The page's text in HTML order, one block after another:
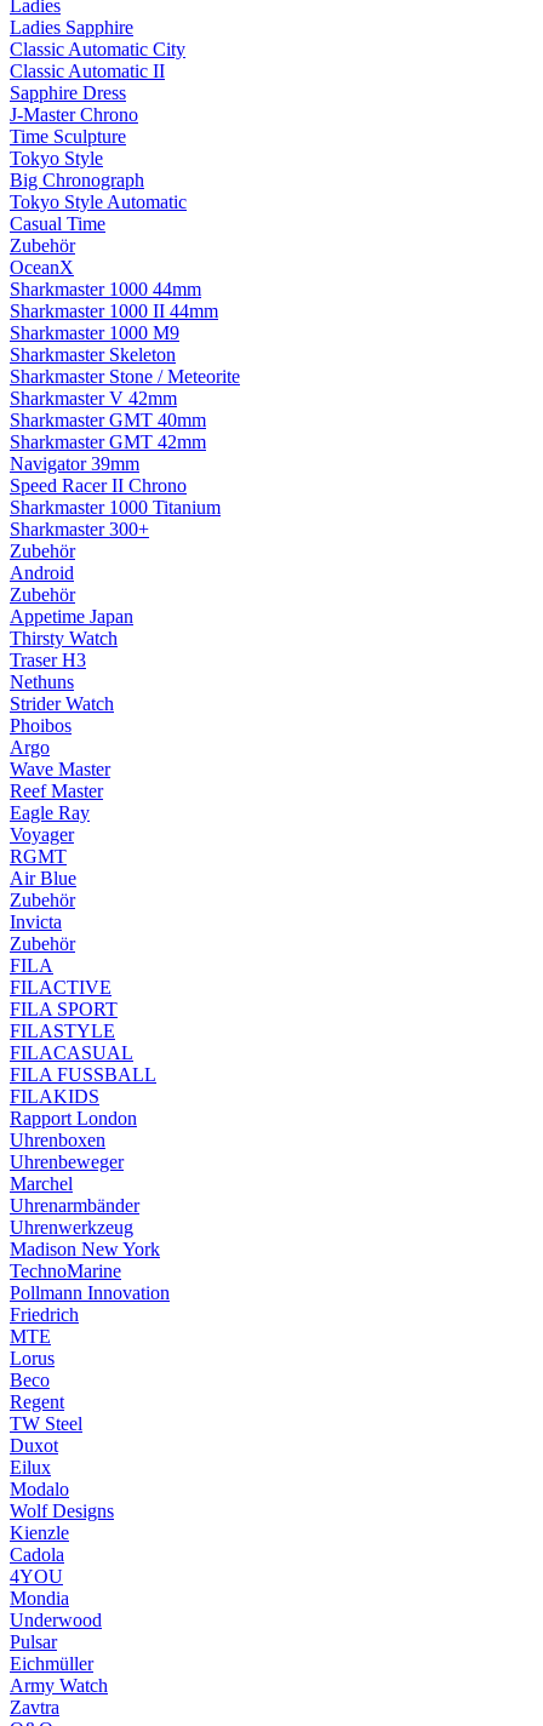
Ladies
Ladies Sapphire
Classic Automatic City
Classic Automatic II
Sapphire Dress
J-Master Chrono
Time Sculpture
Tokyo Style
Big Chronograph
Tokyo Style Automatic
Casual Time
Zubehör
OceanX
Sharkmaster 1000 44mm
Sharkmaster 1000 II 44mm
Sharkmaster 1000 M9
Sharkmaster Skeleton
Sharkmaster Stone / Meteorite
Sharkmaster V 42mm
Sharkmaster GMT 40mm
Sharkmaster GMT 42mm
Navigator 39mm
Speed Racer II Chrono
Sharkmaster 1000 Titanium
Sharkmaster 300+
Zubehör
Android
Zubehör
Appetime Japan
Thirsty Watch
Traser H3
Nethuns
Strider Watch
Phoibos
Argo
Wave Master
Reef Master
Eagle Ray
Voyager
RGMT
Air Blue
Zubehör
Invicta
Zubehör
FILA
FILACTIVE
FILA SPORT
FILASTYLE
FILACASUAL
FILA FUSSBALL
FILAKIDS
Rapport London
Uhrenboxen
Uhrenbeweger
Marchel
Uhrenarmbänder
Uhrenwerkzeug
Madison New York
TechnoMarine
Pollmann Innovation
Friedrich
MTE
Lorus
Beco
Regent
TW Steel
Duxot
Eilux
Modalo
Wolf Designs
Kienzle
Cadola
4YOU
Mondia
Underwood
Pulsar
Eichmüller
Army Watch
Zavtra